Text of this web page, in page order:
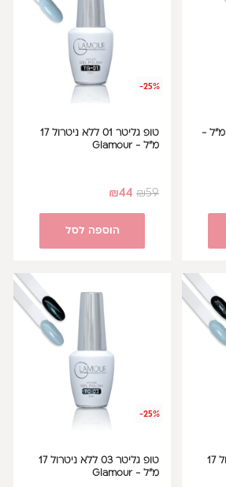
טופ סטון ללא ניטרול 17 מ"ל -
-25%
טופ גליטר 01 ללא ניטרול 17
מ"ל - Glamour
₪59
₪44
הוספה לסל
טופ גליטר 02 ללא ניטרול 17
-25%
טופ גליטר 03 ללא ניטרול 17
מ"ל - Glamour